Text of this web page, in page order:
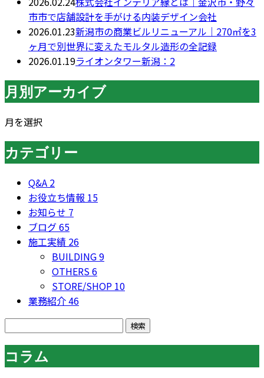
市市で店舗設計を手がける内装デザイン会社
2026.01.23新潟市の商業ビルリニューアル｜270㎡を3
ヶ月で別世界に変えたモルタル造形の全記録
2026.01.19ライオンタワー新潟：2
月別アーカイブ
月を選択
カテゴリー
Q&A 2
お役立ち情報 15
お知らせ 7
ブログ65
施工実績 26
BUILDING9
OTHERS6
STORE/SHOP 10
業務紹介46
コラム